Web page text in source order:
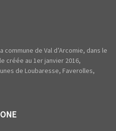
de Val d’Arcomie, dans le
créée au 1er janvier 2016,
de Loubaresse, Faverolles,